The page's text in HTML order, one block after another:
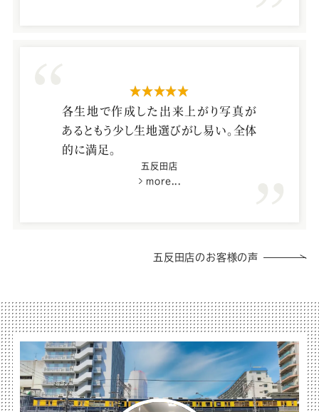
各生地で作成した出来上がり写真が
あるともう少し生地選びがし易い。全体
的に満足。
五反田店
more...
五反田店のお客様の声